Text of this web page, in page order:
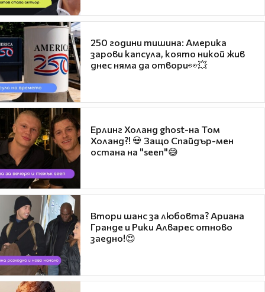
250 години тишина: Америка
зарови капсула, която никой жив
днес няма да отвори👀💥
Ерлинг Холанд ghost-на Том
Холанд?! 💀 Защо Спайдър-мен
остана на "seen"😅
Втори шанс за любовта? Ариана
Гранде и Рики Алварес отново
заедно!😍